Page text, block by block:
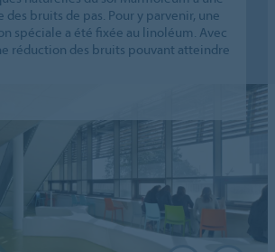
des bruits de pas. Pour y parvenir, une
spéciale a été fixée au linoléum. Avec
réduction des bruits pouvant atteindre